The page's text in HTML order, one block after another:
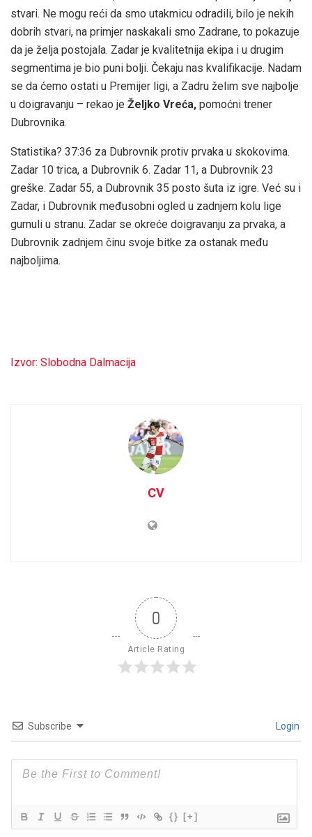
stvari. Ne mogu reći da smo utakmicu odradili, bilo je nekih
dobrih stvari, na primjer naskakali smo Zadrane, to pokazuje
da je želja postojala. Zadar je kvalitetnija ekipa i u drugim
segmentima je bio puni bolji. Čekaju nas kvalifikacije. Nadam
se da ćemo ostati u Premijer ligi, a Zadru želim sve najbolje
u doigravanju – rekao je Željko Vreća, pomoćni trener
Dubrovnika.
Statistika? 37:36 za Dubrovnik protiv prvaka u skokovima.
Zadar 10 trica, a Dubrovnik 6. Zadar 11, a Dubrovnik 23
greške. Zadar 55, a Dubrovnik 35 posto šuta iz igre. Već su i
Zadar, i Dubrovnik međusobni ogled u zadnjem kolu lige
gurnuli u stranu. Zadar se okreće doigravanju za prvaka, a
Dubrovnik zadnjem činu svoje bitke za ostanak među
najboljima.
Izvor: Slobodna Dalmacija
CV
0
Article Rating
Subscribe Login
{} [+]